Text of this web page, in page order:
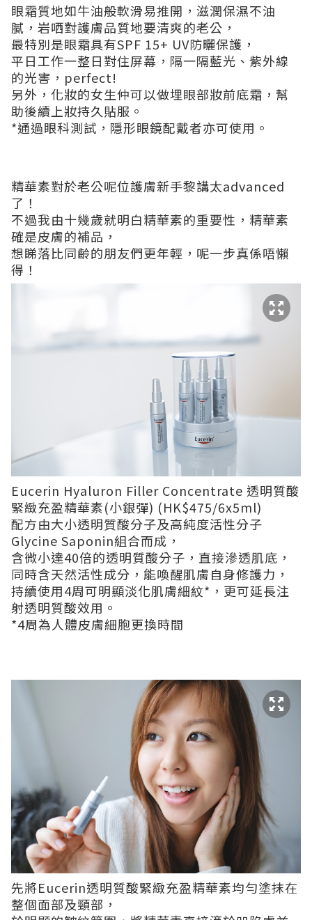
眼霜質地如牛油般軟滑易推開，滋潤保濕不油
膩，岩哂對護膚品質地要清爽的老公，
最特別是眼霜具有SPF 15+ UV防曬保護，
平日工作一整日對住屏幕，隔一隔藍光、紫外線
的光害，perfect!
另外，化妝的女生仲可以做埋眼部妝前底霜，幫
助後續上妝持久貼服。
*通過眼科測試，隱形眼鏡配戴者亦可使用。
精華素對於老公呢位護膚新手黎講太advanced
了！
不過我由十幾歲就明白精華素的重要性，精華素
確是皮膚的補品，
想睇落比同齡的朋友們更年輕，呢一步真係唔懶
得！
Eucerin Hyaluron Filler Concentrate 透明質酸
緊緻充盈精華素(小銀彈) (HK$475/6x5ml)
配方由大小透明質酸分子及高純度活性分子
Glycine Saponin組合而成，
含微小達40倍的透明質酸分子，直接滲透肌底，
同時含天然活性成分，能喚醒肌膚自身修護力，
持續使用4周可明顯淡化肌膚細紋*，更可延長注
射透明質酸效用。
*4周為人體皮膚細胞更換時間
先將Eucerin透明質酸緊緻充盈精華素均勻塗抹在
整個面部及頸部，